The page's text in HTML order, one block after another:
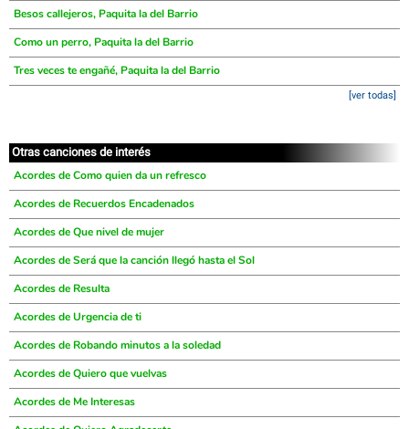
Besos callejeros, Paquita la del Barrio
Como un perro, Paquita la del Barrio
Tres veces te engañé, Paquita la del Barrio
[ver todas]
Otras canciones de interés
Acordes de Como quien da un refresco
Acordes de Recuerdos Encadenados
Acordes de Que nivel de mujer
Acordes de Será que la canción llegó hasta el Sol
Acordes de Resulta
Acordes de Urgencia de ti
Acordes de Robando minutos a la soledad
Acordes de Quiero que vuelvas
Acordes de Me Interesas